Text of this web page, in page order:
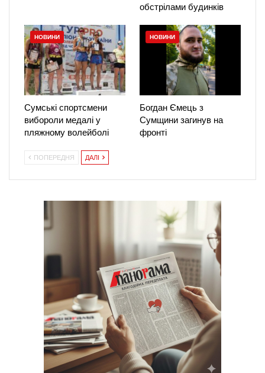
обстрілами будинків
НОВИНИ
Сумські спортсмени
вибороли медалі у
пляжному волейболі
НОВИНИ
Богдан Ємець з
Сумщини загинув на
фронті
ПОПЕРЕДНЯ ДАЛІ